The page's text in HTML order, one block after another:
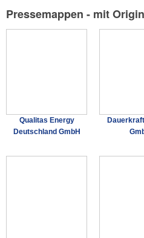
Pressemappen - mit
Qualitas Energy
Deutschland GmbH